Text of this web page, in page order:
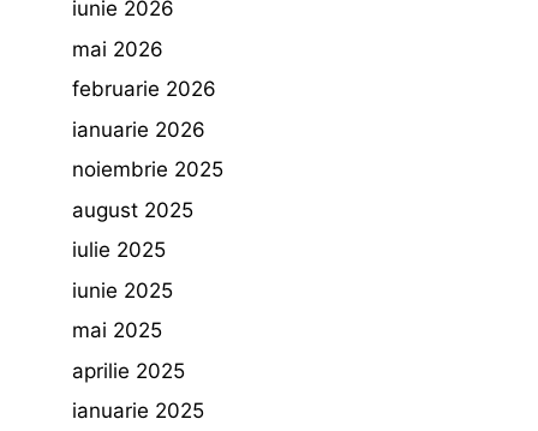
iunie 2026
mai 2026
februarie 2026
ianuarie 2026
noiembrie 2025
august 2025
iulie 2025
iunie 2025
mai 2025
aprilie 2025
ianuarie 2025